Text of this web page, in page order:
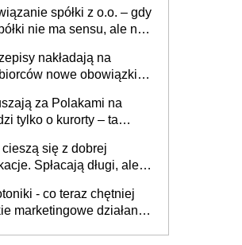
spółki z o.o. – gdy
nie ma sensu, ale nie
nakładają na
nowe obowiązki w
za Polakami na
tylko o kurorty – ta
urlop po cichu
się z dobrej
Spłacają długi, ale
- co teraz chętniej
marketingowe działania